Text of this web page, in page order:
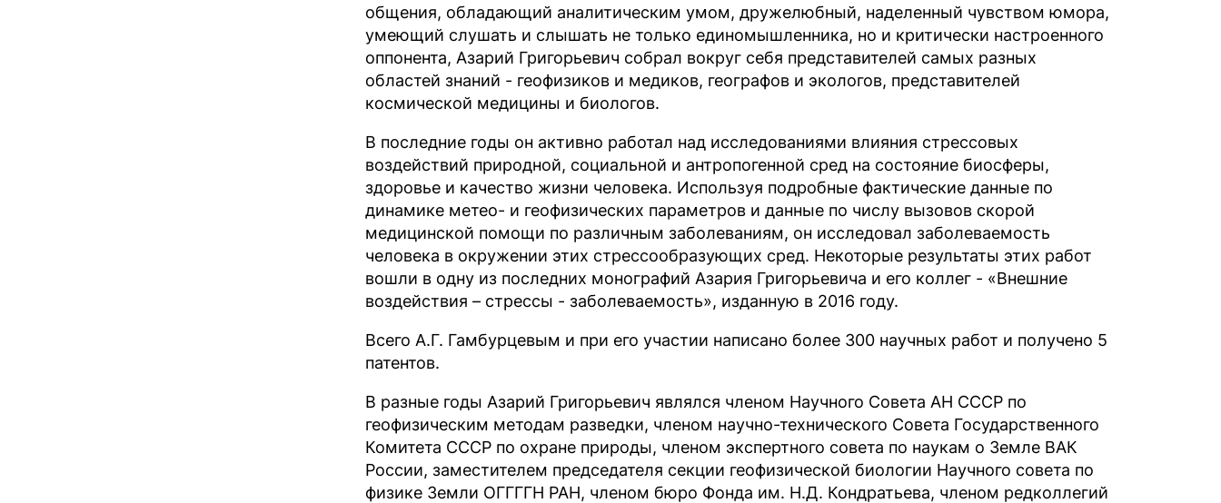
общения, обладающий аналитическим умом, дружелюбный, наделенный чувством юмора,
умеющий слушать и слышать не только единомышленника, но и критически настроенного
оппонента, Азарий Григорьевич собрал вокруг себя представителей самых разных
областей знаний - геофизиков и медиков, географов и экологов, представителей
космической медицины и биологов.
В последние годы он активно работал над исследованиями влияния стрессовых
воздействий природной, социальной и антропогенной сред на cостояние биосферы,
здоровье и качество жизни человека. Используя подробные фактические данные по
динамике метео- и геофизических параметров и данные по числу вызовов скорой
медицинской помощи по различным заболеваниям, он исследовал заболеваемость
человека в окружении этих стрессообразующих сред. Некоторые результаты этих работ
вошли в одну из последних монографий Азария Григорьевича и его коллег - «Внешние
воздействия – стрессы - заболеваемость», изданную в 2016 году.
Всего А.Г. Гамбурцевым и при его участии написано более 300 научных работ и получено 5
патентов.
В разные годы Азарий Григорьевич являлся членом Научного Совета АН СССР по
геофизическим методам разведки, членом научно-технического Совета Государственного
Комитета СССР по охране природы, членом экспертного совета по наукам о Земле ВАК
России, заместителем председателя секции геофизической биологии Научного совета по
физике Земли ОГГГГН РАН, членом бюро Фонда им. Н.Д. Кондратьева, членом редколлегий